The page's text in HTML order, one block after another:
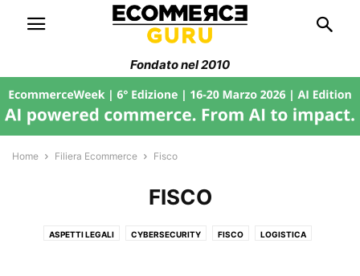
Fondato nel 2010
Home Filiera Ecommerce Fisco
FISCO
ASPETTI LEGALI CYBERSECURITY FISCO LOGISTICA